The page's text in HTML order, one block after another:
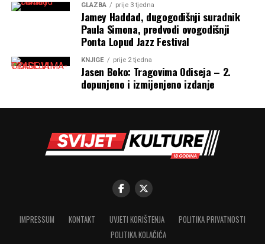
GLAZBA prije 3 tjedna
Jamey Haddad, dugogodišnji suradnik
Paula Simona, predvodi ovogodišnji
Ponta Lopud Jazz Festival
KNJIGE prije 2 tjedna
Jasen Boko: Tragovima Odiseja – 2.
dopunjeno i izmijenjeno izdanje
IMPRESSUM KONTAKT UVJETI KORIŠTENJA
POLITIKA PRIVATNOSTI
POLITIKA KOLAČIĆA